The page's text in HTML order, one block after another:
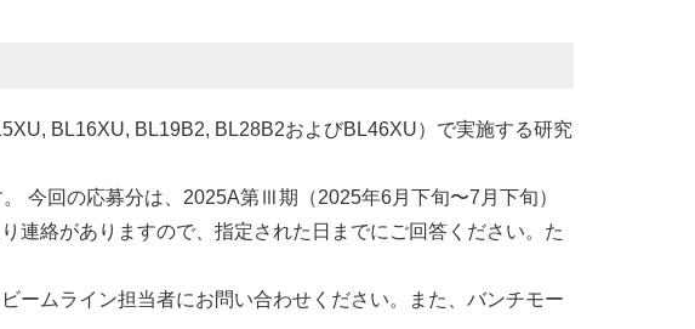
BL16XU, BL19B2, BL28B2およびBL46XU）で実施する研究
今回の応募分は、2025A第Ⅲ期（2025年6月下旬〜7月下旬）
連絡がありますので、指定された日までにご回答ください。た
ムライン担当者にお問い合わせください。また、バンチモー